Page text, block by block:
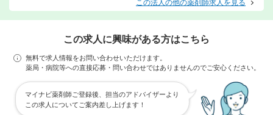
この法人の他の薬剤師求人を見る
この求人に興味がある方はこちら
無料で求人情報をお問い合わせいただけます。
薬局・病院等への直接応募・問い合わせではありませんのでご安心ください。
マイナビ薬剤師ご登録後、担当のアドバイザーより
この求人についてご案内差し上げます！